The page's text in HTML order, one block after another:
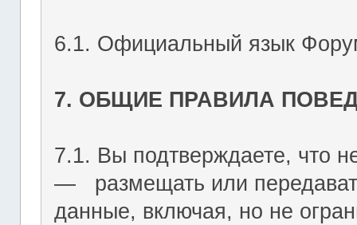
6.1. Официальный язык
7. ОБЩИЕ ПРАВИЛА
7.1. Вы подтверждаете, что
― размещать или
данные, включая, но не